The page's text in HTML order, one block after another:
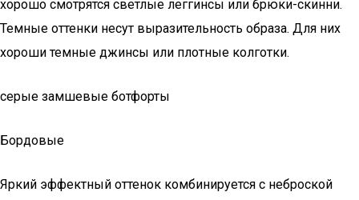
хорошо смотрятся светлые леггинсы или брюки-скинни.
Темные оттенки несут выразительность образа. Для них
хороши темные джинсы или плотные колготки.
серые замшевые ботфорты
Бордовые
Яркий эффектный оттенок комбинируется с неброской